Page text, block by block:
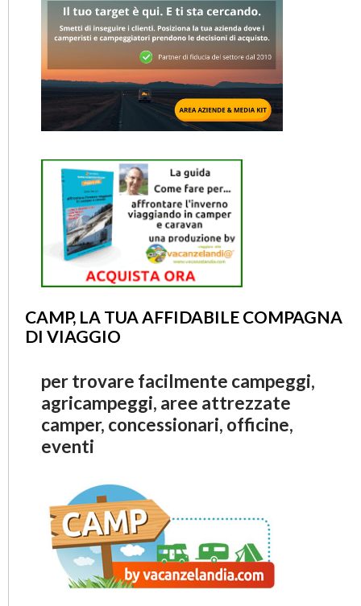
CAMP, LA TUA AFFIDABILE COMPAGNA
DI VIAGGIO
per trovare facilmente campeggi,
agricampeggi, aree attrezzate
camper, concessionari, officine,
eventi